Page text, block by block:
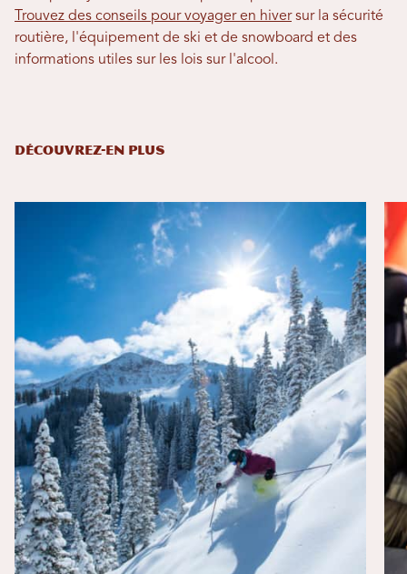
Trouvez des conseils pour voyager en hiversur la sécurité
routière, l'équipement de ski et de snowboard et des
informations utiles sur les lois sur l'alcool.
DÉCOUVREZ-EN PLUS